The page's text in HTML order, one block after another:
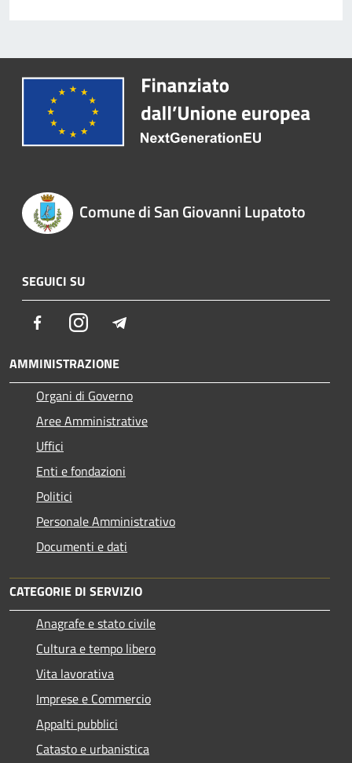
Comune di San Giovanni Lupatoto
SEGUICI SU
FacebookInstagram
AMMINISTRAZIONE
Organi di Governo
Aree Amministrative
Uffici
Enti e fondazioni
Politici
Personale Amministrativo
Documenti e dati
CATEGORIE DI SERVIZIO
Anagrafe e stato civile
Cultura e tempo libero
Vita lavorativa
Imprese e Commercio
Appalti pubblici
Catasto e urbanistica